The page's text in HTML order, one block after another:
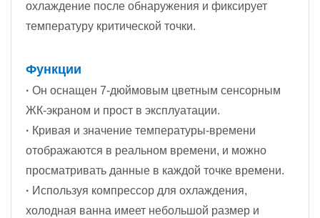
охлаждение после обнаружения и фиксирует
температуру критической точки.
Функции
· Он оснащен 7-дюймовым цветным сенсорным
ЖК-экраном и прост в эксплуатации.
· Кривая и значение температуры-времени
отображаются в реальном времени, и можно
просматривать данные в каждой точке времени.
· Используя компрессор для охлаждения,
холодная ванна имеет небольшой размер и